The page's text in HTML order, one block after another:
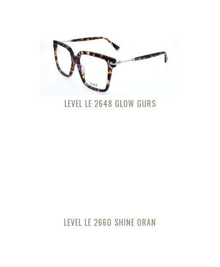
LEVEL LE 2648 GLOW GURS
LEVEL LE 2660 SHINE ORAN